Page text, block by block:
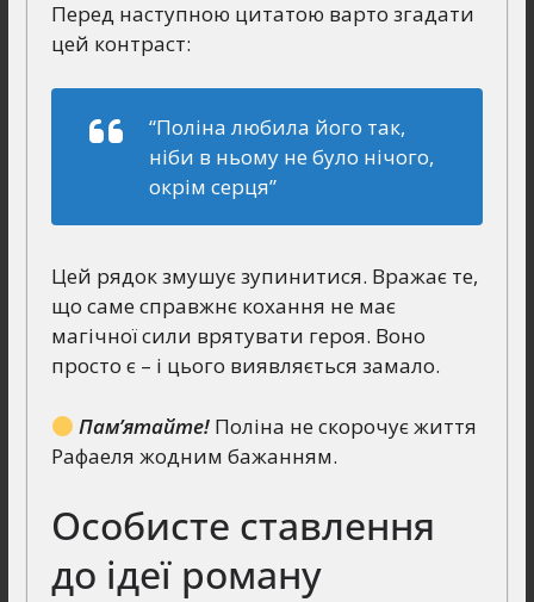
Перед наступною цитатою варто згадати
цей контраст:
“Поліна любила його так,
ніби в ньому не було нічого,
окрім серця”
Цей рядок змушує зупинитися. Вражає те,
що саме справжнє кохання не має
магічної сили врятувати героя. Воно
просто є – і цього виявляється замало.
Пам’ятайте! Поліна не скорочує життя
Рафаеля жодним бажанням.
Особисте ставлення
до ідеї роману